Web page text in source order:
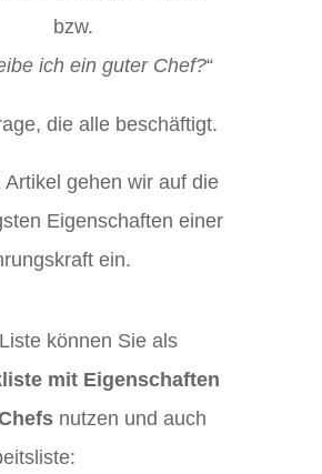
bzw.
ich ein guter Chef?“
die alle beschäftigt.
Artikel gehen wir auf die
Eigenschaften einer
ein.
können Sie als
mit Eigenschaften
nutzen und auch